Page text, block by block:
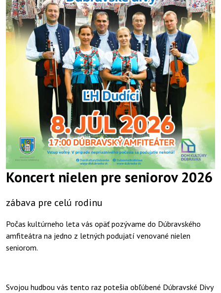
Koncert nielen pre seniorov 2026
zábava pre celú rodinu
Počas kultúrneho leta vás opäť pozývame do Dúbravského
amfiteátra na jedno z letných podujatí venované nielen
seniorom.
Svojou hudbou vás tento raz potešia obľúbené Dúbravské Divy